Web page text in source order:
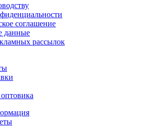
соглашение
данные
рассылок